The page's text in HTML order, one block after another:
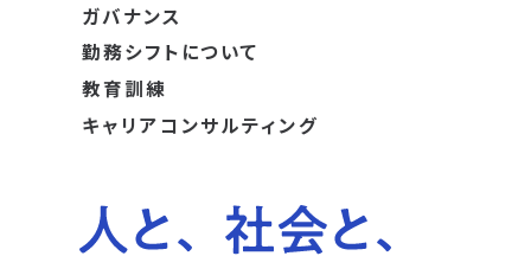
ガバナンス
勤務シフトについて
教育訓練
キャリアコンサルティング